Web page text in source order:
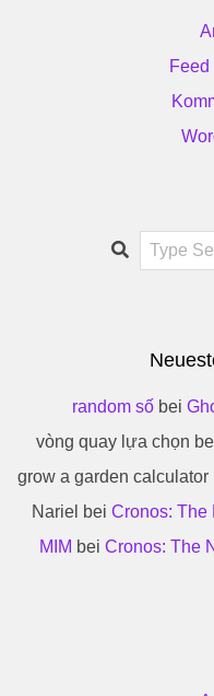
Search
random sốbei
vòng quay lựa chọn
grow a garden calculator
Nariel bei Cronos: The
MIM bei Cronos: The